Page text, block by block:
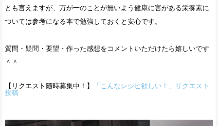
とも言えますが、万が一のことが無いよう健康に害がある栄養素に
ついては参考になる本で勉強しておくと安心です。
質問・疑問・要望・作った感想をコメントいただけたら嬉しいです
＾＾
【リクエスト随時募集中！】
「こんなレシピ欲しい！」リクエスト
投稿